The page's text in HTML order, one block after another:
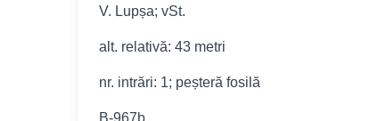
V. Lupșa; vSt.
alt. relativă: 43 metri
nr. intrări: 1; peșteră fosilă
B-967b